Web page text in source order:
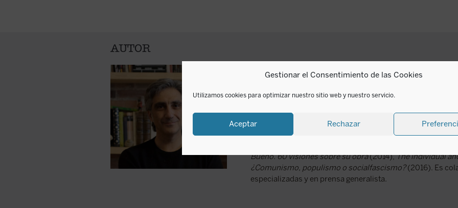
Gestionar el Consentimiento de las Cookies
Utilizamos cookies para optimizar nuestro sitio web y nuestro servicio.
Aceptar Rechazar
AUTOR
Iván Vélez
Iván Vélez (Cuenca, 1972) es arquitecto. Ha publicado con
Negra(2018, segunda edición), El mito de Cortés(2016),
Nuestro hombre en la CIA(2020).
Es autor, entre otros, de
La conquista de México(2019),
(2024). Ha colaborado en
Bueno. 60 visiones sobre su obra(2014),The individual
¿Comunismo, populismo o socialfascismo?(2016). Es
especializadas y en prensa generalista.